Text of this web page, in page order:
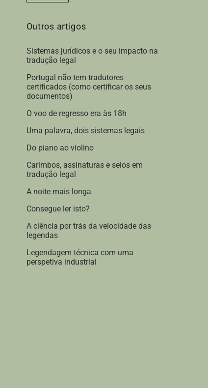
Outros artigos
Sistemas jurídicos e o seu impacto na
tradução legal
Portugal não tem tradutores
certificados (como certificar os seus
documentos)
O voo de regresso era às 18h
Uma palavra, dois sistemas legais
Do piano ao violino
Carimbos, assinaturas e selos em
tradução legal
A noite mais longa
Consegue ler isto?
A ciência por trás da velocidade das
legendas
Legendagem técnica com uma
perspetiva industrial